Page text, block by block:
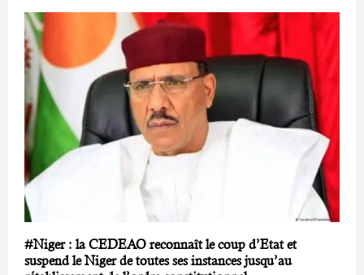
#Niger : la CEDEAO reconnaît le coup d’Etat et
suspend le Niger de toutes ses instances jusqu’au